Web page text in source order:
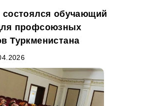
состоялся обучающий
профсоюзных
Туркменистана